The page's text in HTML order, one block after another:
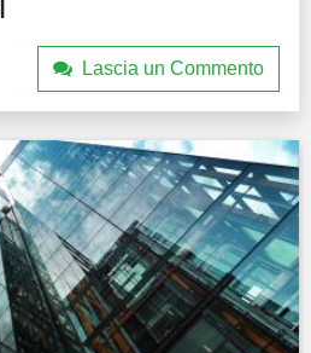
Lascia un Commento